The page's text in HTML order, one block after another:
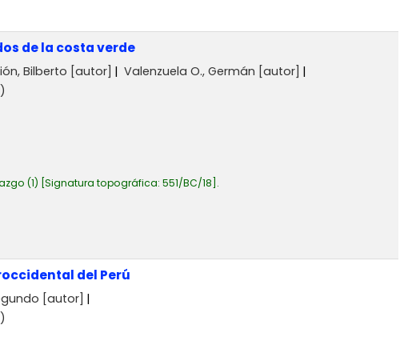
de la costa verde
Bilberto [autor] Valenzuela O., Germán [autor]
(1) Signatura topográfica: 551/BC/18 .
del Perú
[autor]